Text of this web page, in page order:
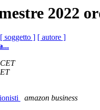
2022
[ soggetto ] [ autore ]
amazon business